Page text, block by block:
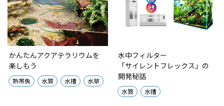
かんたんアクアテラリウムを
楽しもう
熱帯魚 水質 水槽 水草
水中フィルター
「サイレントフレックス」の
開発秘話
水質 水槽